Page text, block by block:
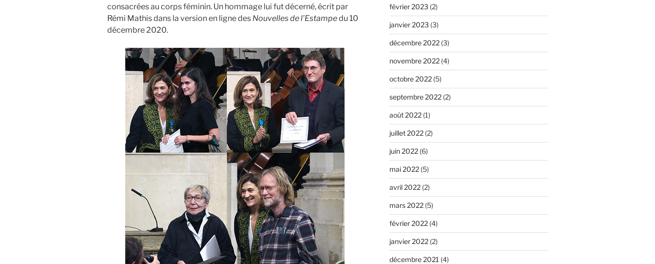
consacrées au corps féminin. Un hommage lui fut décerné, écrit par
Rémi Mathis dans la version en ligne des Nouvelles de l’Estampedu 10
décembre 2020.
février 2023 (2)
janvier 2023 (3)
décembre 2022(3)
novembre 2022(4)
octobre 2022(5)
septembre 2022(2)
août 2022(1)
juillet 2022(2)
juin 2022(6)
mai 2022(5)
avril 2022(2)
mars 2022(5)
février 2022(4)
janvier 2022(2)
décembre 2021 (4)